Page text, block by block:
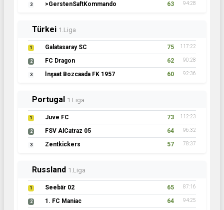
3 >GerstenSaftKommando 63 94:28
Türkei 1.Liga
1 Galatasaray SC 75 117:22
2 FC Dragon 62 90:28
3 İnşaat Bozcaada FK 1957 60 92:36
Portugal 1.Liga
1 Juve FC 73 112:23
2 FSV AlCatraz 05 64 96:32
3 Zentkickers 57 78:37
Russland 1.Liga
1 Seebär 02 65 87:16
2 1. FC Maniac 64 94:25